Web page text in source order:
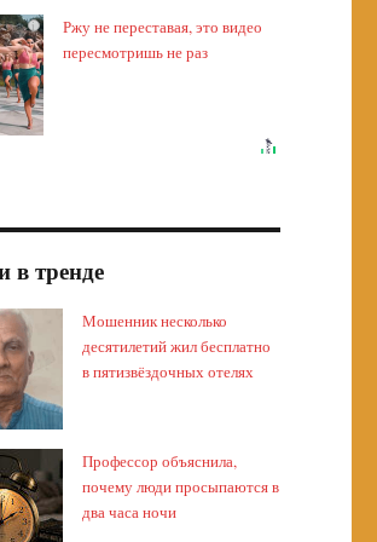
i
Ржу не переставая, это видео
пересмотришь не раз
в тренде
Мошенник несколько
десятилетий жил бесплатно
в пятизвёздочных отелях
Профессор объяснила,
почему люди просыпаются в
два часа ночи